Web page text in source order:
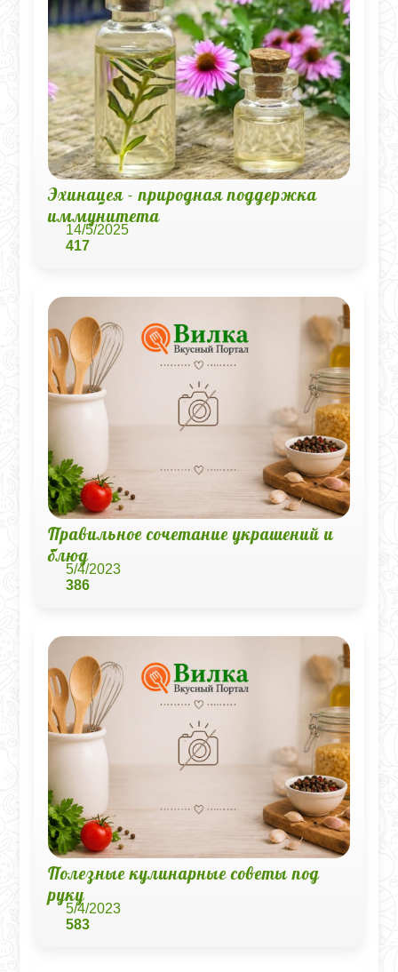
Эхинацея - природная поддержка
иммунитета
14/5/2025
417
Правильное сочетание украшений и
блюд
5/4/2023
386
Полезные кулинарные советы под
руку
5/4/2023
583